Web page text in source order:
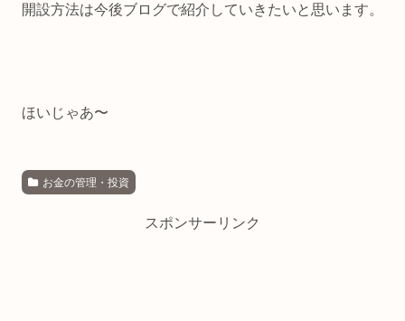
開設方法は今後ブログで紹介していきたいと思います。
ほいじゃあ〜
お金の管理・投資
スポンサーリンク